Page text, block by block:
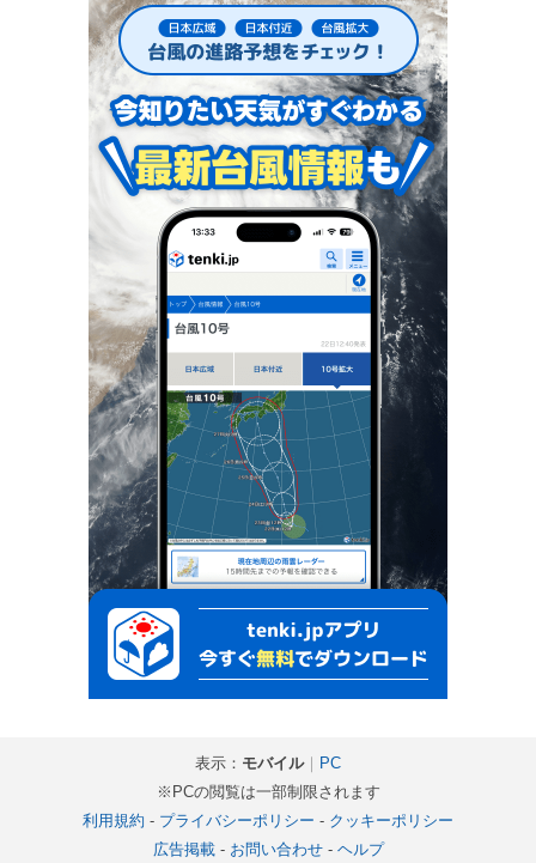
表示： モバイル｜ PC
※PCの閲覧は一部制限されます
利用規約 - プライバシーポリシー - クッキーポリシー
広告掲載- お問い合わせ- ヘルプ